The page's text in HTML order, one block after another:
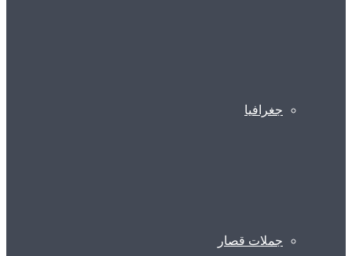
جغرافیا
جملات قصار